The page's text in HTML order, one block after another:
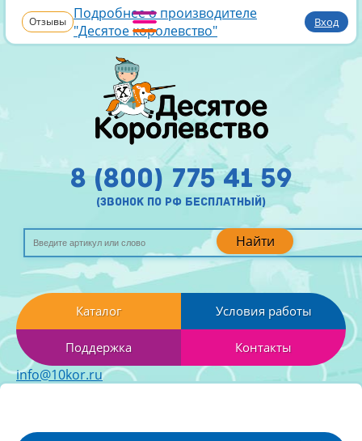
Отзывы Подробнее о производителе
"Десятое королевство"
Вход
Найти
8 (800) 775 41 59
(звонок по рф бесплатный)
Каталог Условия работы
Поддержка Контакты
info@10kor.ru